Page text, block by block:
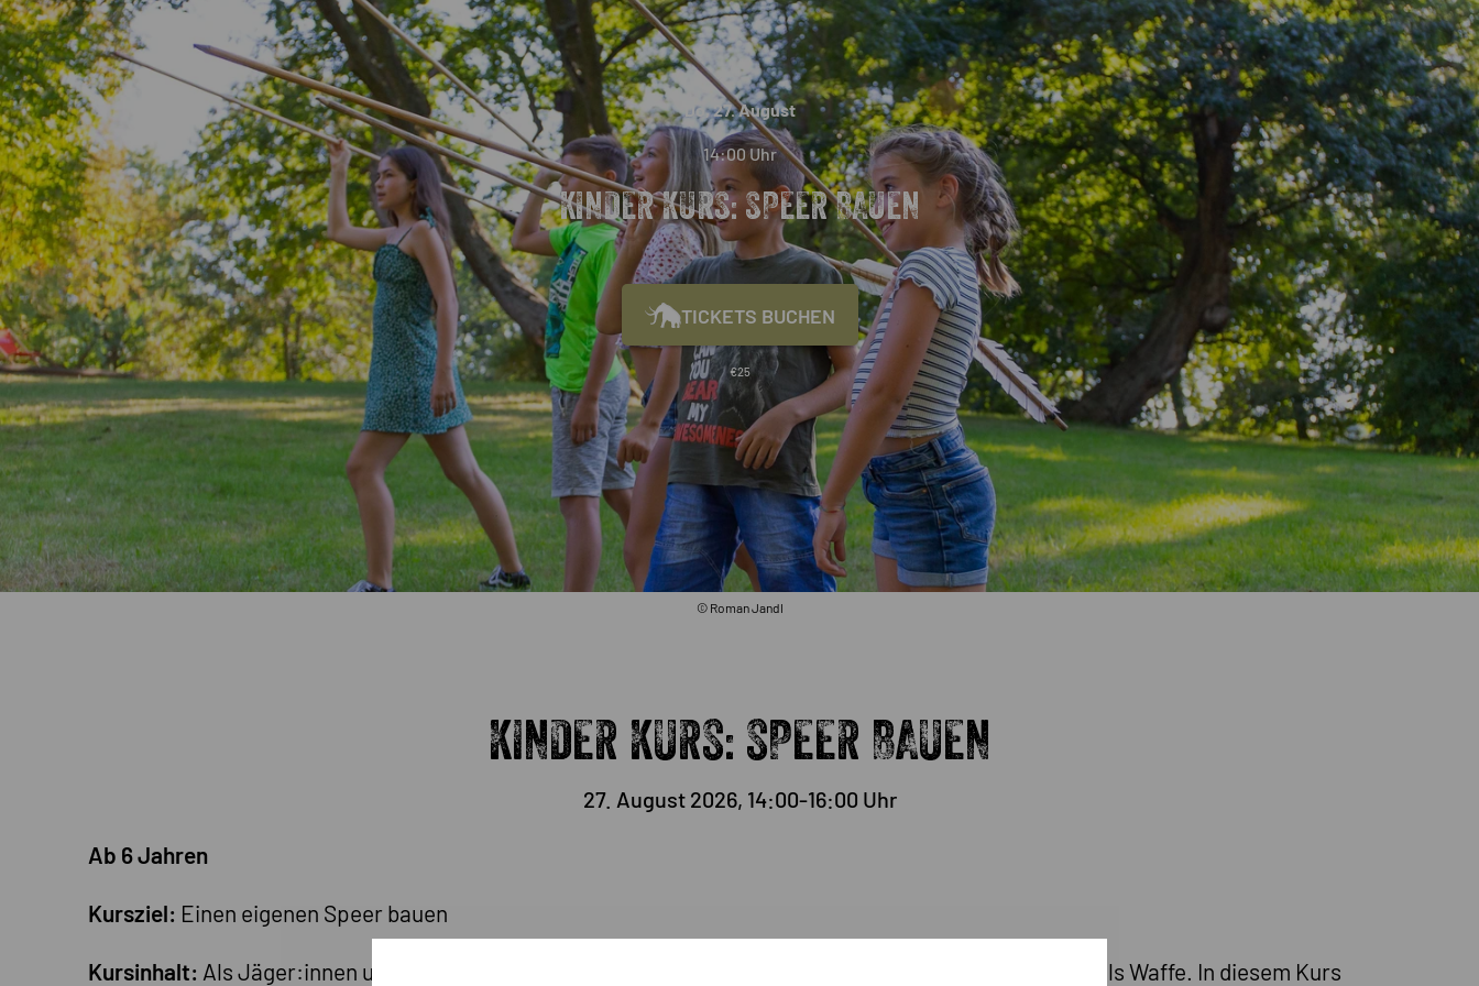
Do, 27. August
14:00 Uhr
KINDER KURS: SPEER BAUEN
TICKETS BUCHEN
€25
© Roman Jandl
KINDER KURS: SPEER BAUEN
27. August 2026, 14:00-16:00 Uhr
Ab 6 Jahren
Kursziel: Einen eigenen Speer bauen
Kursinhalt: Als Jäger:innen und Sammler:innen nutzten unsere Vorfahren in der Altsteinzeit den Speer als Waffe. In diesem Kurs